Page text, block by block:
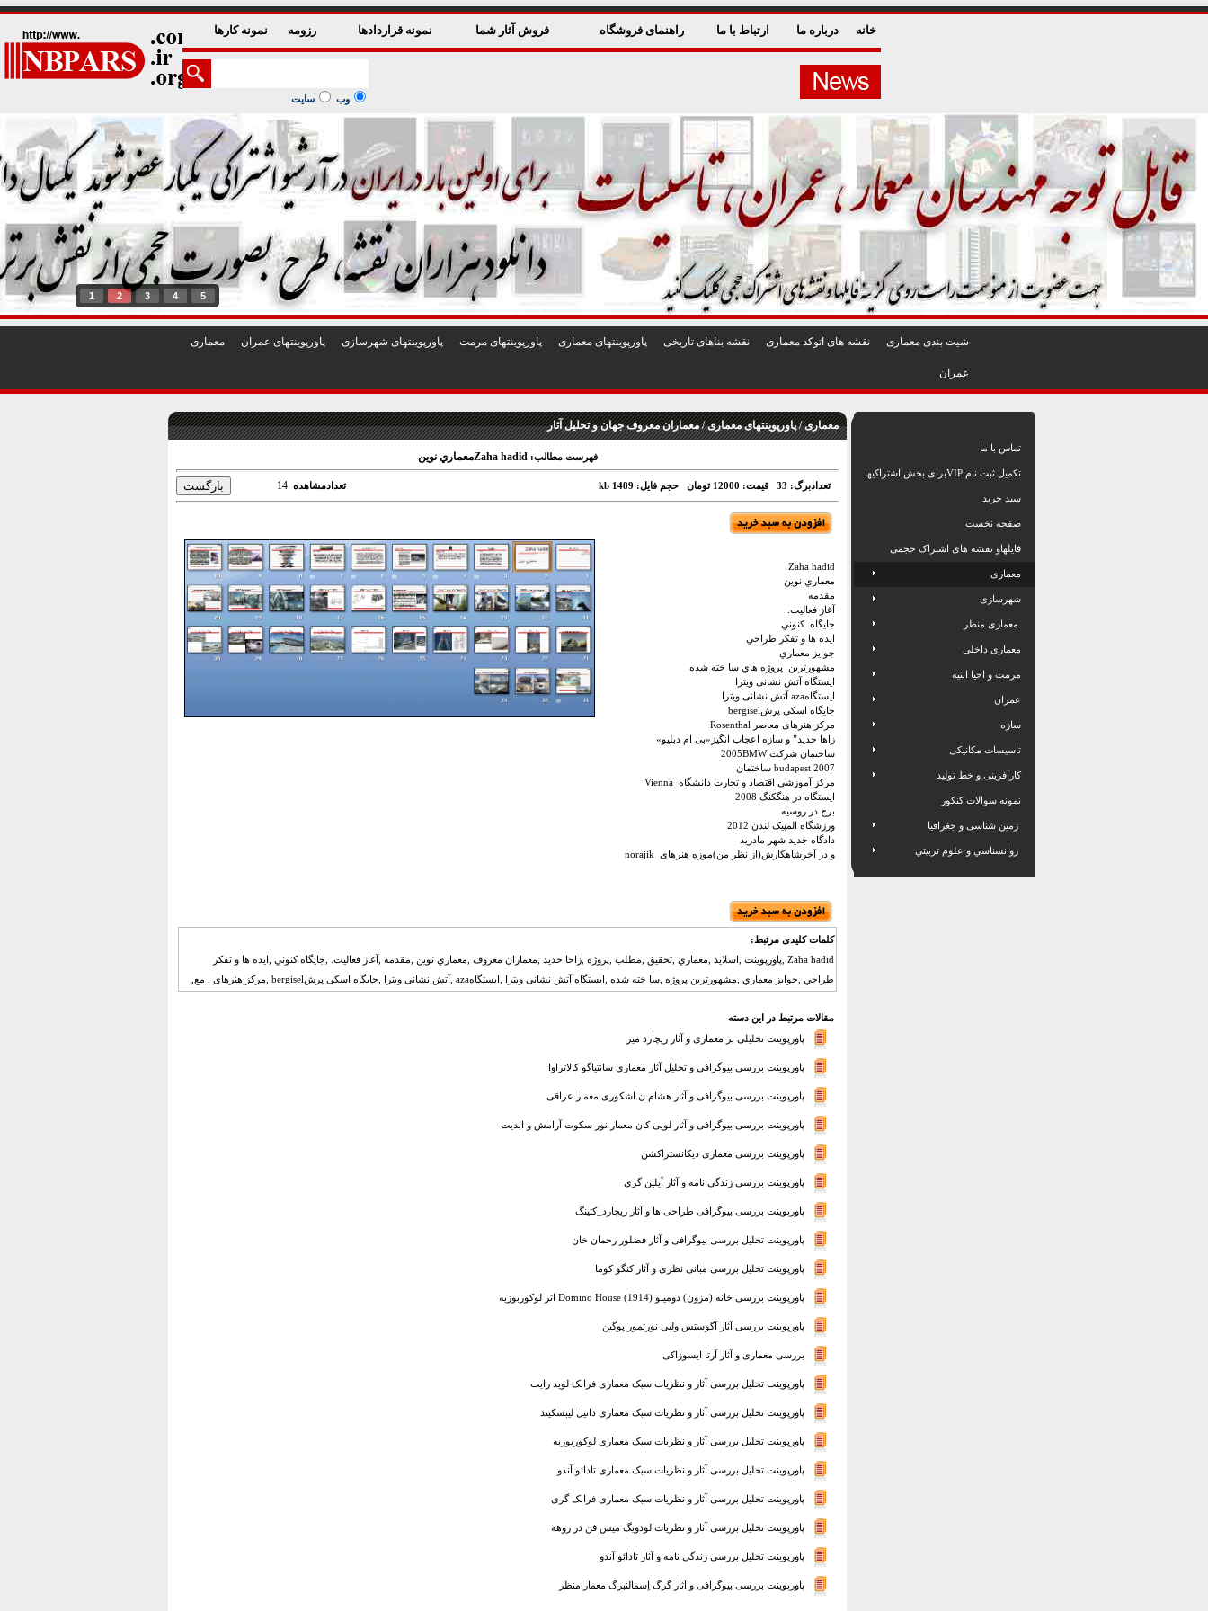
خانه درباره ما ارتباط با ما راهنمای فروشگاه فروش آثار شما نمونه قراردادها رزومه نمونه کارها
وب سایت
1 2 3 4 5
شيت بندی معماری نقشه های اتوکد معماری نقشه بناهای تاريخی پاورپوينتهای معماری پاورپوينتهای مرمت پاورپوينتهای شهرسازی پاورپوينتهای عمران معماری
عمران
معماری / پاورپوینتهای معماری / معماران معروف جهان و تحلیل آثار
فهرست مطالب: Zaha hadidمعماري نوين
تعدادبرگ: 33 قیمت: 12000 تومان حجم فایل: 1489 kb تعدادمشاهده 14
Zaha hadid
معماري نوين
مقدمه
آغاز فعاليت.
جايگاه كنوني
ايده ها و تفكر طراحي
جوايز معماري
مشهورترين پروژه هاي سا خته شده
ایستگاه آتش نشانی ویترا
ایستگاهaza آتش نشانی ویترا
جایگاه اسکی پرشbergisel
مرکز هنرهای معاصر Rosenthal
زاها حدید” و سازه اعجاب انگیز«بی ‌ام دبلیو»
ساختمان شرکت 2005BMW
2007 budapest ساختمان
مرکز آموزشی اقتصاد و تجارت دانشگاه Vienna
ایستگاه در هنگکنگ 2008
برج در روسیه
ورزشگاه المپیک لندن 2012
دادگاه جدید شهر مادرید
و در آخرشاهکارش(از نظر من)موزه هنرهای norajik
کلمات کلیدی مرتبط:
Zaha hadid ,پاورپوينت ,اسلايد ,معماري ,تحقيق ,مطلب ,پروژه ,زاحا حدید ,معماران معروف ,معماري نوين ,مقدمه ,آغاز فعاليت. ,جايگاه كنوني ,ايده ها و تفكر
طراحي ,جوايز معماري ,مشهورترين پروژه ,سا خته شده ,ایستگاه آتش نشانی ویترا ,ایستگاهaza ,آتش نشانی ویترا ,جایگاه اسکی پرشbergisel ,مرکز هنرهای , مع,
مقالات مرتبط در این دسته
پاورپوینت تحلیلی بر معماری و آثار ریچارد میر
پاورپوینت بررسی بیوگرافی و تحلیل آثار معماری سانتیاگو کالاتراوا
پاورپوینت بررسی بیوگرافی و آثار هشام ن.اشکوری معمار عراقی
پاورپوینت بررسی بیوگرافی و آثار لویی کان معمار نور سکوت آرامش و ابدیت
پاورپوینت بررسی معماری دیکانستراکشن
پاورپوینت بررسی زندگی نامه و آثار آیلین گری
پاورپوینت بررسی بیوگرافی طراحی ها و آثار ریچارد_کتینگ
پاورپوینت تحلیل بررسی بیوگرافی و آثار فضلور رحمان خان
پاورپوینت تحلیل بررسی مبانی نظری و آثار کنگو کوما
پاورپوینت بررسی خانه (مزون) دومینو (1914) Domino House اثر لوکوربوزیه
پاورپوینت بررسی آثار آگوستس ولبی نورتمور پوگین
بررسی معماری و آثار آرتا ایسوزاکی
پاورپوینت تحلیل بررسی آثار و نظریات سبک معماری فرانک لوید رایت
پاورپوینت تحلیل بررسی آثار و نظریات سبک معماری دانیل لیبسکیند
پاورپوینت تحلیل بررسی آثار و نظریات سبک معماری لوکوربوزیه
پاورپوینت تحلیل بررسی آثار و نظریات سبک معماری تادائو آندو
پاورپوینت تحلیل بررسی آثار و نظریات سبک معماری فرانک گری
پاورپوینت تحلیل بررسی آثار و نظریات لودویگ میس فن در روهه
پاورپوینت تحلیل بررسی زندگی نامه و آثار تادائو آندو
پاورپوینت بررسی بیوگرافی و آثار گرگ اِسمالنبرگ معمار منظر
تماس با ما
تکمیل ثبت نام VIPبرای بخش اشتراکیها
سبد خرید
صفحه نخست
فایلهاو نقشه های اشتراک حجمی
معماری
شهرسازی
معماری منظر
معماری داخلی
مرمت و احیا ابنیه
عمران
سازه
تاسیسات مکانیکی
کارآفرینی و خط تولید
نمونه سوالات کنکور
زمین شناسی و جغرافیا
روانشناسي و علوم تربيتي